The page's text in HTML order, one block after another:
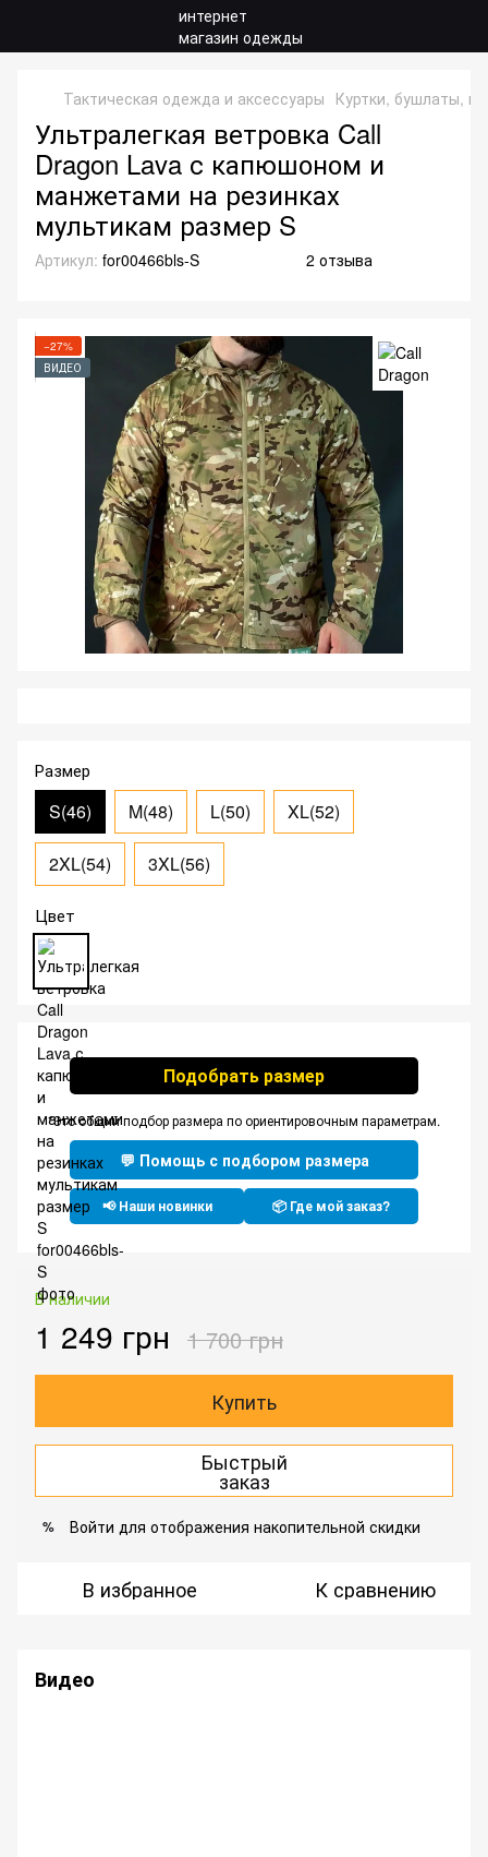
Тактическая одежда и аксессуары Куртки, бушлаты,
Ультралегкая ветровка Call
Dragon Lava с капюшоном и
манжетами на резинках
мультикам размер S
Артикул: for00466bls-S 2 отзыва
−27%
ВИДЕО
Размер
S(46) M(48) L(50) XL(52)
2XL(54) 3XL(56)
Цвет
Подобрать размер
*Это общий подбор размера по ориентировочным параметрам.
💬 Помощь с подбором размера
📢 Наши новинки 📦 Где мой заказ?
В наличии
1 249 грн 1 700 грн
Купить
Быстрый
заказ
% Войти для отображения накопительной скидки
В избранное К сравнению
Видео